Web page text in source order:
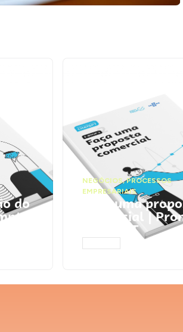
do
NEGÓCIOS,PROCESSOS
EMPRESARIAIS
Faça uma
comercial |
ChatGPT